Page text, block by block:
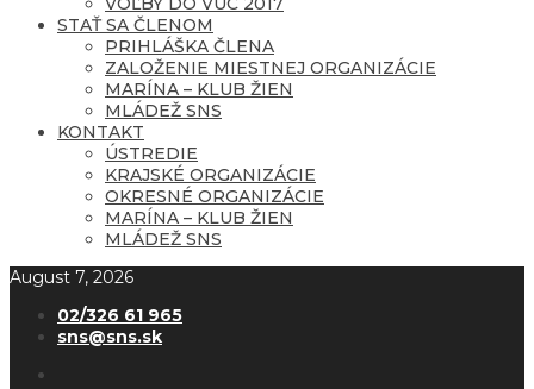
STAŤ SA ČLENOM
PRIHLÁŠKA ČLENA
ZALOŽENIE MIESTNEJ ORGANIZÁCIE
MARÍNA – KLUB ŽIEN
MLÁDEŽ SNS
KONTAKT
ÚSTREDIE
KRAJSKÉ ORGANIZÁCIE
OKRESNÉ ORGANIZÁCIE
MARÍNA – KLUB ŽIEN
MLÁDEŽ SNS
August 7, 2026
02/326 61 965
sns@sns.sk